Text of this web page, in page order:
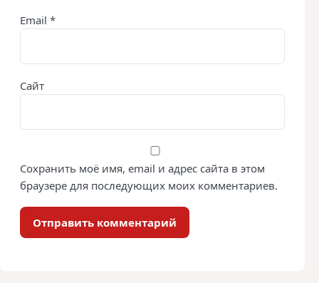
Email *
Сайт
Сохранить моё имя, email и адрес сайта в этом
браузере для последующих моих комментариев.